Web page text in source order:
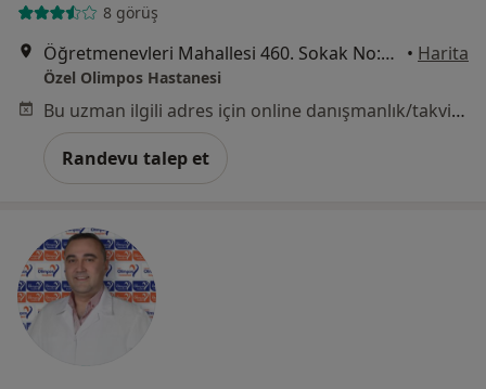
8 görüş
Öğretmenevleri Mahallesi 460. Sokak No:48, Konyaaltı • Harita
Özel Olimpos Hastanesi
Bu uzman ilgili adres için online danışmanlık/takvim sunmuyor.
Randevu talep et